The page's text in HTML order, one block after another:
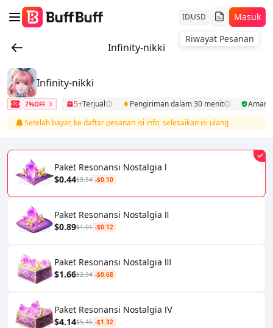
IDUSD
Riwayat Pesanan
Masuk
Infinity-nikki
Infinity-nikki
7%OFF 5+Terjual Pengiriman dalam 30 menit
Aman
Setelah bayar, ke daftar pesanan isi info, selesaikan isi ulang
Paket Resonansi Nostalgia l
$0.44$0.54 -$0.10
Paket Resonansi Nostalgia Ⅱ
$0.89$1.01 -$0.12
Paket Resonansi Nostalgia Ⅲ
$1.66$2.34 -$0.68
Paket Resonansi Nostalgia Ⅳ
$4.14$5.46 -$1.32